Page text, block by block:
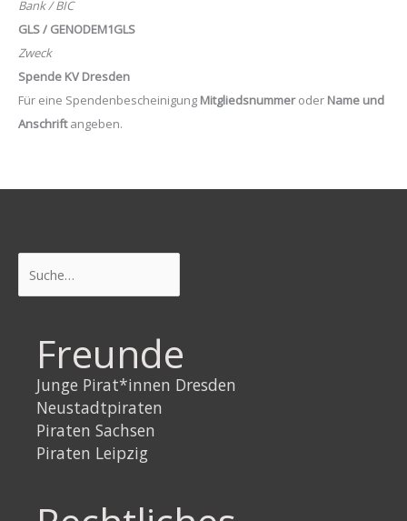
Bank / BIC
GLS / GENODEM1GLS
Zweck
Spende KV Dresden
Für eine Spendenbescheinigung Mitgliedsnummeroder Name und
Anschriftangeben.
Freunde
Junge Pirat*innen Dresden
Neustadtpiraten
Piraten Sachsen
Piraten Leipzig